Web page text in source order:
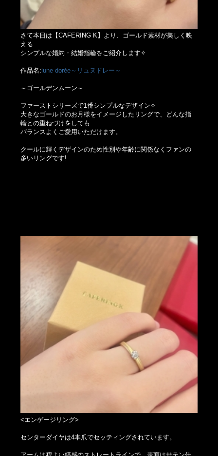
さて本日は【CAFERING K】より、ゴールド素材が美しく映
える
シンプルな婚約・結婚指輪をご紹介します✧
作品名: lune dorée～リュヌドレー～
～ゴールデンムーン～
ファーストシリーズで1番シンプルなデザイン✧
大きなゴールドのお月様をイメージしたリングで、どんな指
輪との重ねづけをしても
バランスよくご愛用いただけます。
クールに輝くデザインのため性別や年齢に関係なくファンの
多いリングです!
<エンゲージリング>
センターダイヤは4本爪でセッティングされています。